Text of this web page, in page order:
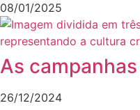
08/01/2025
As
26/12/2024